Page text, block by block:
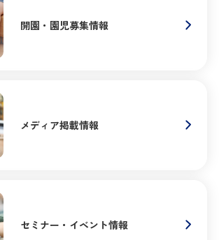
開園・園児募集情報
メディア掲載情報
セミナー・イベント情報